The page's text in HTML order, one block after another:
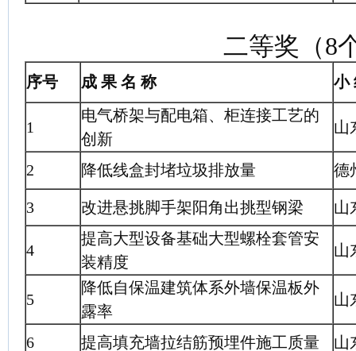
二等奖（8
序号 成 果 名 称 小
1
电气桥架与配电箱、柜连接工艺的
创新
山
2 降低线盒封堵垃圾排放量 德
3 改进悬挑脚手架阳角出挑型钢梁 山
4
提高大型设备基础大型螺栓套管安
装精度
山
5
降低自保温建筑体系外墙保温板外
露率
山
6 提高填充墙拉结筋预埋件施工质量 山